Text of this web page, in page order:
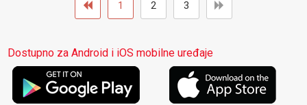
1 2 3
Dostupno za Android i iOS mobilne uređaje